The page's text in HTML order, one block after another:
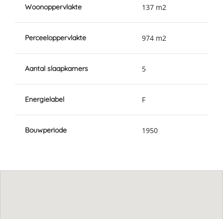
Woonoppervlakte 137 m2
Perceeloppervlakte 974 m2
Aantal slaapkamers 5
Energielabel F
Bouwperiode 1950